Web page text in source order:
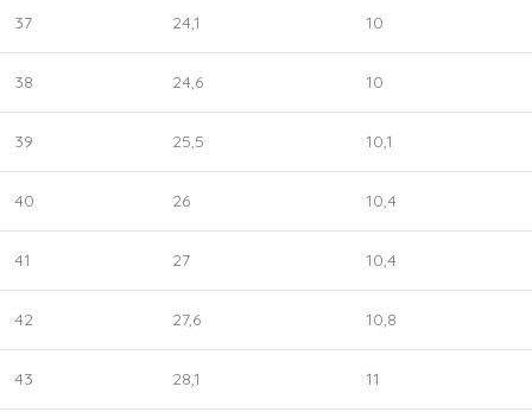
37 24,1 10
38 24,6 10
39 25,5 10,1
40 26 10,4
41 27 10,4
42 27,6 10,8
43 28,1 11